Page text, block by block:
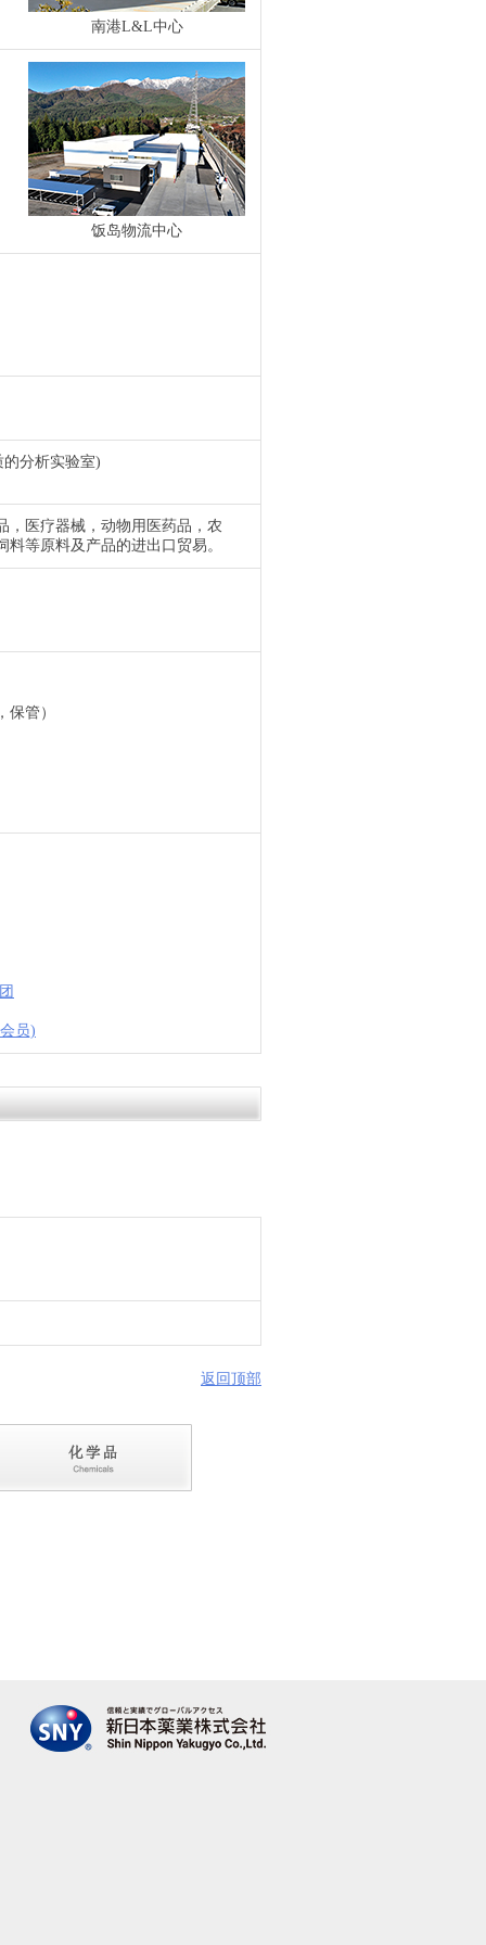
南港L&L中心
饭岛物流中心
分析实验室)
，医疗器械，动物用医药品，农
等原料及产品的进出口贸易。
管）
员)
返回顶部